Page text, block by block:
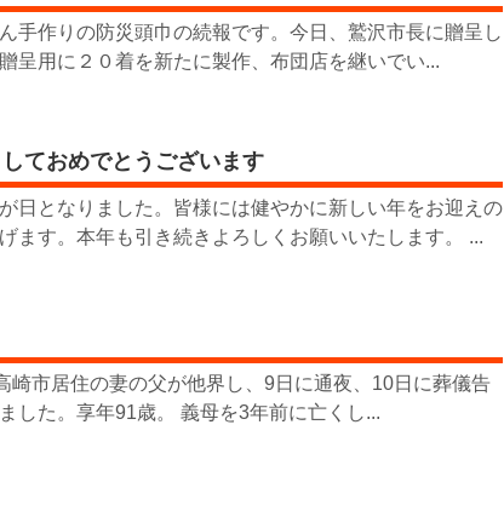
手作りの防災頭巾の続報です。今日、鷲沢市長に贈呈し
呈用に２０着を新たに製作、布団店を継いでい...
ておめでとうございます
日となりました。皆様には健やかに新しい年をお迎えの
ます。本年も引き続きよろしくお願いいたします。 ...
崎市居住の妻の父が他界し、9日に通夜、10日に葬儀告
した。享年91歳。 義母を3年前に亡くし...